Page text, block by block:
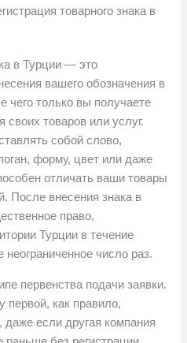
товарного знака в
в Турции — это
вашего обозначения в
чего только вы получаете
своих товаров или услуг.
собой слово,
форму, цвет или даже
отличать ваши товары
После внесения знака в
право,
Турции в течение
число раз.
первенства подачи заявки.
первой, как правило,
даже если другая компания